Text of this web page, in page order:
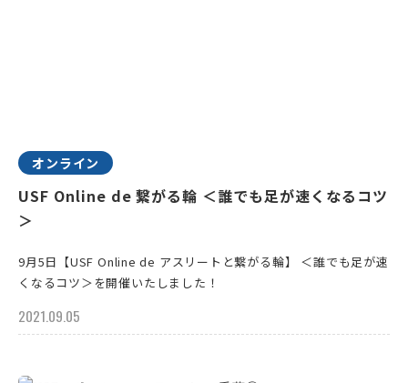
オンライン
USF Online de 繋がる輪 ＜誰でも足が速くなるコツ
＞
9月5日【USF Online de アスリートと繋がる輪】 ＜誰でも足が速
くなるコツ＞を開催いたしました！
2021.09.05